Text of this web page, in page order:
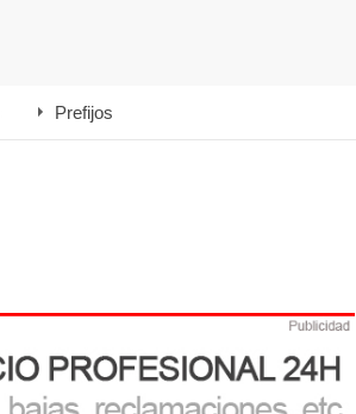
Prefijos